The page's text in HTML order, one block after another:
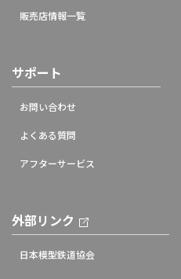
販売店情報一覧
サポート
お問い合わせ
よくある質問
アフターサービス
外部リンク
日本模型鉄道協会